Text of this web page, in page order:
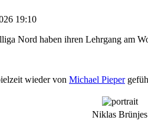
19:10
Nord haben ihren Lehrgang am
wieder von Michael Pieper
Niklas Brünjes